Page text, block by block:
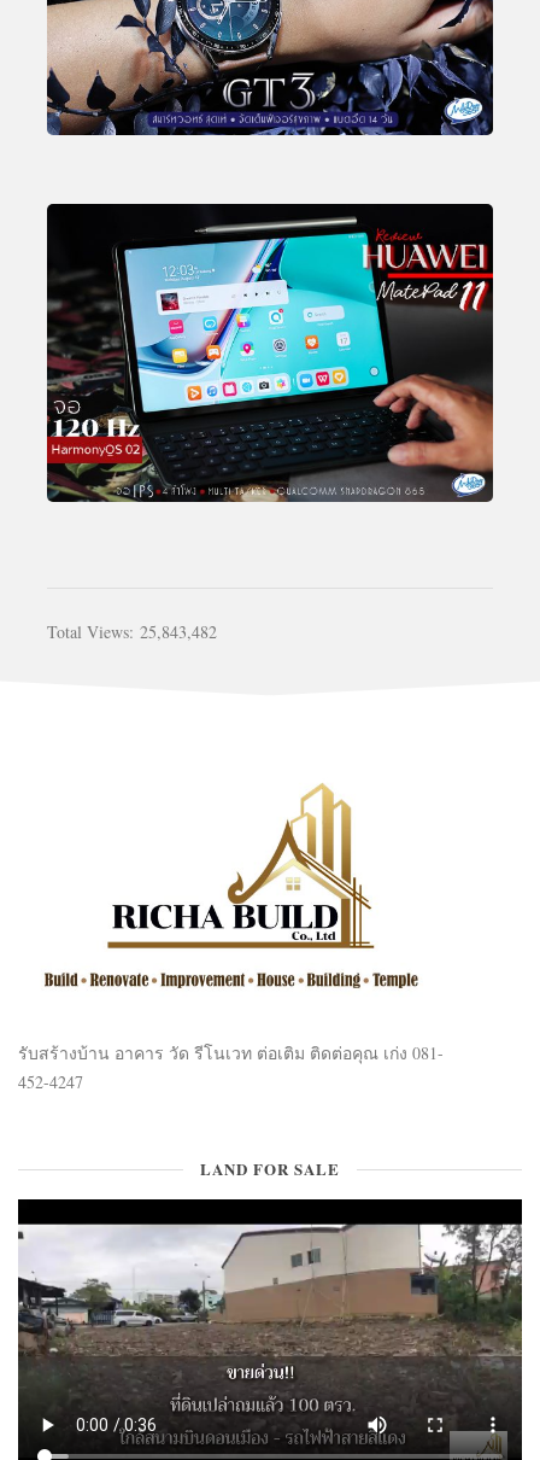
Total Views: 25,843,482
รับสร้างบ้าน อาคาร วัด รีโนเวท ต่อเติม ติดต่อคุณ เก่ง 081-
452-4247
LAND FOR SALE